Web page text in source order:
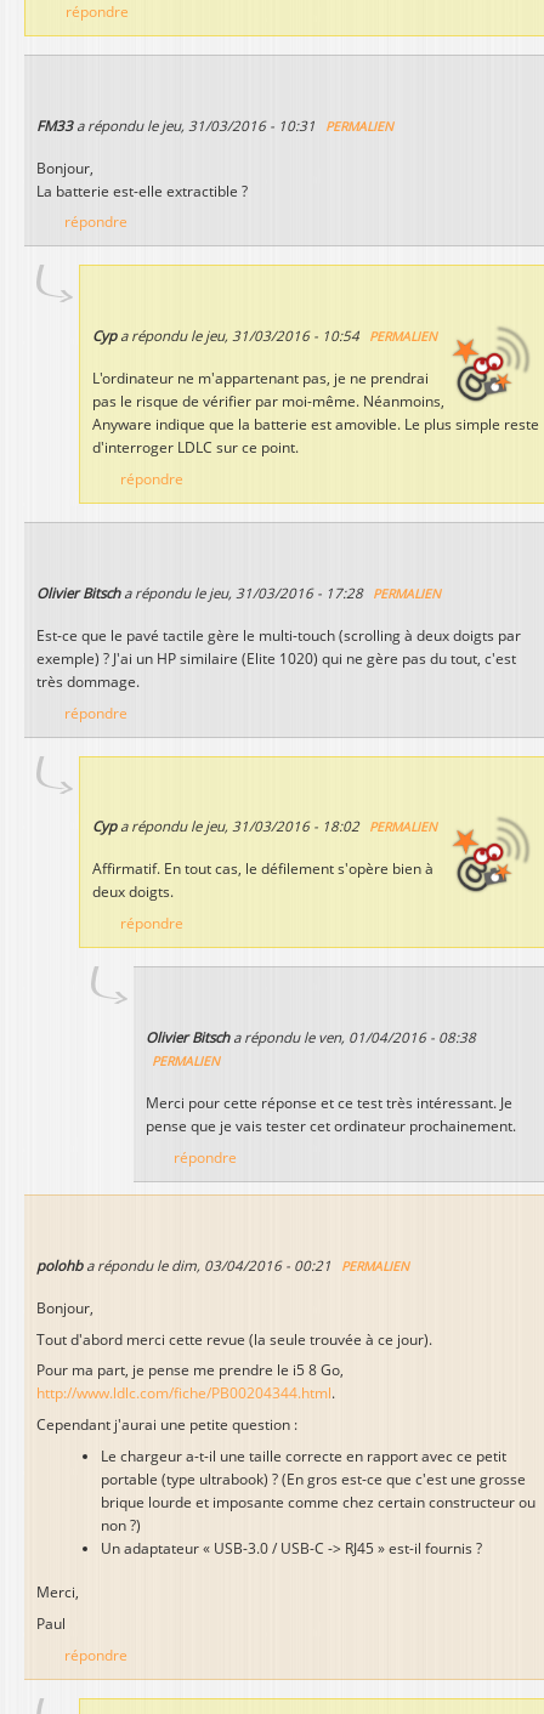
répondre
FM33a répondu le jeu, 31/03/2016 - 10:31 PERMALIEN
Bonjour,
La batterie est-elle extractible ?
répondre
Cypa répondu le jeu, 31/03/2016 - 10:54 PERMALIEN
L'ordinateur ne m'appartenant pas, je ne prendrai
pas le risque de vérifier par moi-même. Néanmoins,
Anyware indique que la batterie est amovible. Le plus simple reste
d'interroger LDLC sur ce point.
répondre
Olivier Bitscha répondu le jeu, 31/03/2016 - 17:28 PERMALIEN
Est-ce que le pavé tactile gère le multi-touch (scrolling à deux doigts par
exemple) ? J'ai un HP similaire (Elite 1020) qui ne gère pas du tout, c'est
très dommage.
répondre
Cypa répondu le jeu, 31/03/2016 - 18:02 PERMALIEN
Affirmatif. En tout cas, le défilement s'opère bien à
deux doigts.
répondre
Olivier Bitscha répondu le ven, 01/04/2016 - 08:38
PERMALIEN
Merci pour cette réponse et ce test très intéressant. Je
pense que je vais tester cet ordinateur prochainement.
répondre
polohba répondu le dim, 03/04/2016 - 00:21 PERMALIEN
Bonjour,
Tout d'abord merci cette revue (la seule trouvée à ce jour).
Pour ma part, je pense me prendre le i5 8 Go,
http://www.ldlc.com/fiche/PB00204344.html.
Cependant j'aurai une petite question :
Le chargeur a-t-il une taille correcte en rapport avec ce petit
portable (type ultrabook) ? (En gros est-ce que c'est une grosse
brique lourde et imposante comme chez certain constructeur ou
non ?)
Un adaptateur « USB-3.0 / USB-C -> RJ45 » est-il fournis ?
Merci,
Paul
répondre